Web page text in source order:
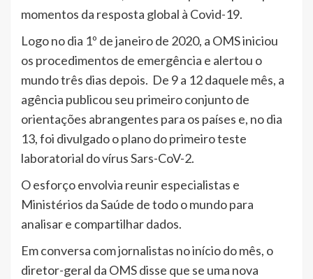
momentos da resposta global à Covid-19.
Logo no dia 1º de janeiro de 2020, a OMS iniciou
os procedimentos de emergência e alertou o
mundo três dias depois. De 9 a 12 daquele mês, a
agência publicou seu primeiro conjunto de
orientações abrangentes para os países e, no dia
13, foi divulgado o plano do primeiro teste
laboratorial do vírus Sars-CoV-2.
O esforço envolvia reunir especialistas e
Ministérios da Saúde de todo o mundo para
analisar e compartilhar dados.
Em conversa com jornalistas no início do mês, o
diretor-geral da OMS disse que se uma nova